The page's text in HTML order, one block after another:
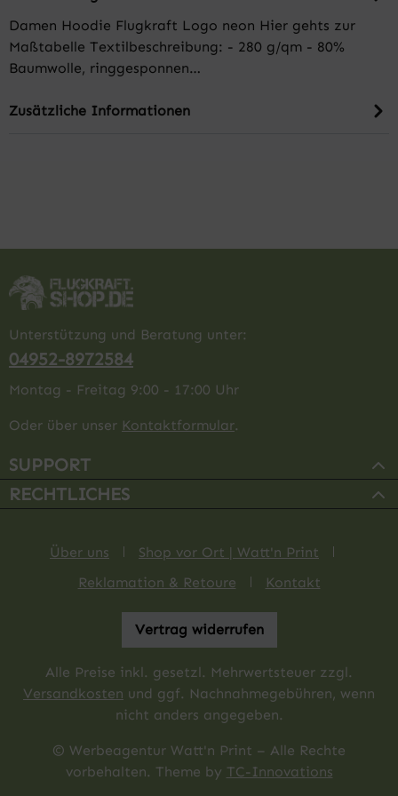
Damen Hoodie Flugkraft Logo neon Hier gehts zur
Maßtabelle Textilbeschreibung: - 280 g/qm - 80%
Baumwolle, ringgesponnen…
Zusätzliche Informationen
Unterstützung und Beratung unter:
04952-8972584
Montag - Freitag 9:00 - 17:00 Uhr
Oder über unser Kontaktformular.
SUPPORT
RECHTLICHES
Über uns
Shop vor Ort | Watt'n Print
Reklamation & Retoure
Kontakt
Vertrag widerrufen
Alle Preise inkl. gesetzl. Mehrwertsteuer zzgl.
Versandkosten und ggf. Nachnahmegebühren, wenn
nicht anders angegeben.
© Werbeagentur Watt'n Print – Alle Rechte
vorbehalten. Theme by TC-Innovations